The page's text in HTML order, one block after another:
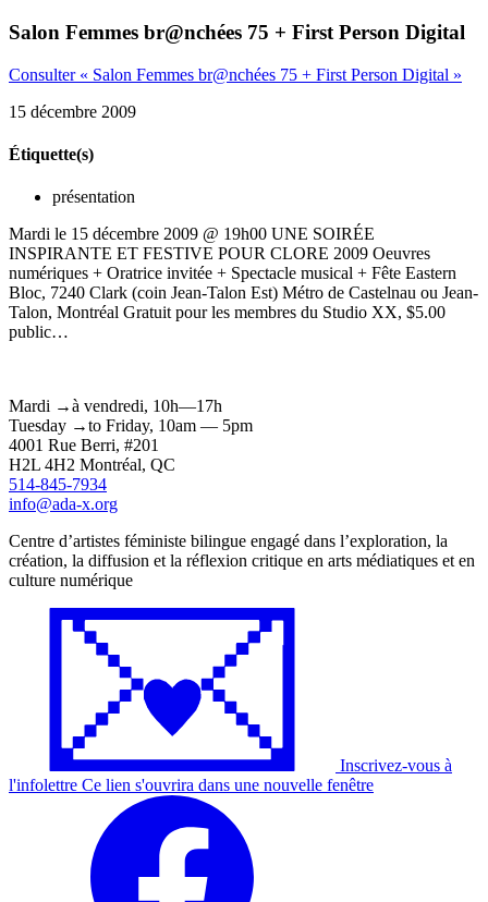
Salon Femmes br@nchées 75 + First Person Digital
Consulter « Salon Femmes br@nchées 75 + First Person Digital »
15 décembre 2009
Étiquette(s)
présentation
Mardi le 15 décembre 2009 @ 19h00 UNE SOIRÉE
INSPIRANTE ET FESTIVE POUR CLORE 2009 Oeuvres
numériques + Oratrice invitée + Spectacle musical + Fête Eastern
Bloc, 7240 Clark (coin Jean-Talon Est) Métro de Castelnau ou Jean-
Talon, Montréal Gratuit pour les membres du Studio XX, $5.00
public…
Mardi →à vendredi, 10h—17h
Tuesday →to Friday, 10am — 5pm
4001 Rue Berri, #201
H2L 4H2 Montréal, QC
514-845-7934
info@ada-x.org
Centre d’artistes féministe bilingue engagé dans l’exploration, la
création, la diffusion et la réflexion critique en arts médiatiques et en
culture numérique
Inscrivez-vous à
l'infolettre Ce lien s'ouvrira dans une nouvelle fenêtre